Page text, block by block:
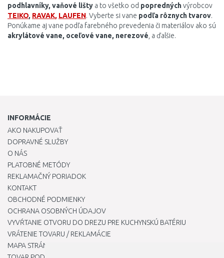
podhlavníky, vaňové lišty a to všetko od poprednýchvýrobcov
TEIKO, RAVAK, LAUFEN. Vyberte si vane podľa rôznych tvarov.
Ponúkame aj vane podľa farebného prevedenia či materiálov ako sú
akrylátové vane, oceľové vane, nerezové a ďalšie.
INFORMÁCIE
AKO NAKUPOVAŤ
DOPRAVNÉ SLUŽBY
O NÁS
PLATOBNÉ METÓDY
REKLAMAČNÝ PORIADOK
KONTAKT
OBCHODNÉ PODMIENKY
OCHRANA OSOBNÝCH ÚDAJOV
VYVŔTANIE OTVORU DO DREZU PRE KUCHYNSKÚ BATÉRIU
VRÁTENIE TOVARU / REKLAMÁCIE
MAPA STRÁNOK